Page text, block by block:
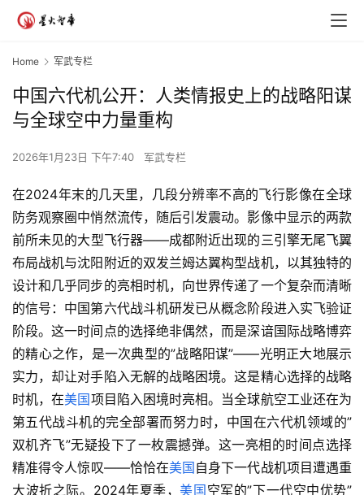
Home 军武专栏
中国六代机公开：人类情报史上的战略阳谋
与全球空中力量重构
2026年1月23日 下午7:40 军武专栏
在2024年末的几天里，几段分辨率不高的飞行影像在全球
防务观察圈中悄然流传，随后引发震动。影像中显示的两款
前所未见的大型飞行器——成都附近出现的三引擎无尾飞翼
布局战机与沈阳附近的双发兰姆达翼构型战机，以其独特的
设计和几乎同步的亮相时机，向世界传递了一个复杂而清晰
的信号：中国第六代战斗机研发已从概念阶段进入实飞验证
阶段。这一时间点的选择绝非偶然，而是深谙国际战略博弈
的精心之作，是一次典型的”战略阳谋”——光明正大地展示
实力，却让对手陷入无解的战略困境。这是精心选择的战略
时机，在美国项目陷入困境时亮相。当全球航空工业还在为
第五代战斗机的完全部署而努力时，中国在六代机领域的”
双机齐飞”无疑投下了一枚震撼弹。这一亮相的时间点选择
精准得令人惊叹——恰恰在美国 自身下一代战机项目遭遇重
大波折之际。2024年夏季，美国 空军的”下一代空中优势”